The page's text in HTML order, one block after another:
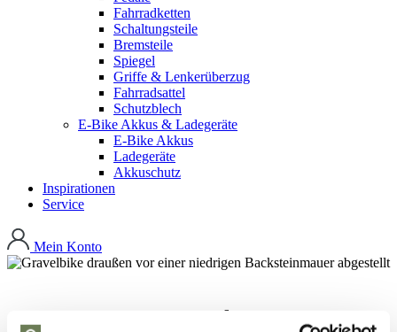
Fahrradketten
Schaltungsteile
Bremsteile
Spiegel
Griffe & Lenkerüberzug
Fahrradsattel
Schutzblech
E-Bike Akkus & Ladegeräte
E-Bike Akkus
Ladegeräte
Akkuschutz
Inspirationen
Service
Mein Konto
Gravel